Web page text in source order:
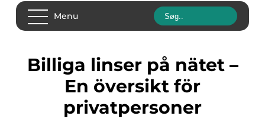
Menu
Billiga linser på nätet –
En översikt för
privatpersoner